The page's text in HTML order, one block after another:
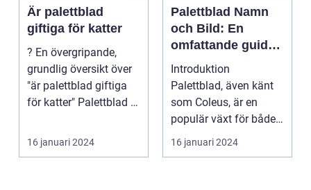
Är palettblad
giftiga för katter
? En övergripande,
grundlig översikt över
"är palettblad giftiga
för katter" Palettblad är
16 januari 2024
Palettblad Namn
och Bild: En
omfattande guide
för
trädgårdsälskare
Introduktion
Palettblad, även känt
som Coleus, är en
populär växt för både
inomhus och
utomhusbruk. ...
16 januari 2024